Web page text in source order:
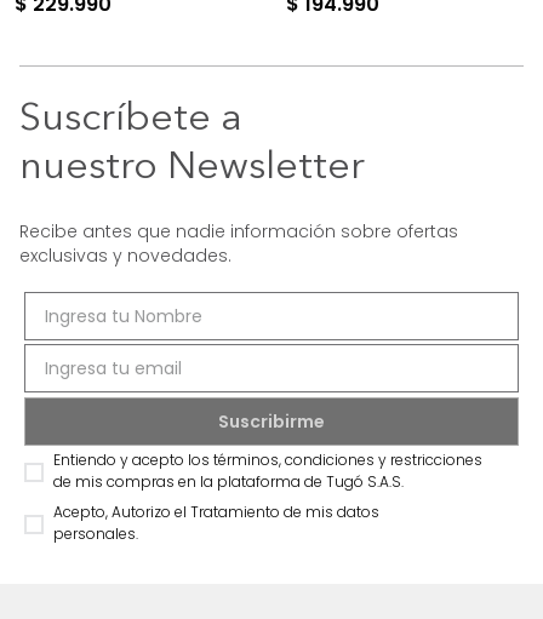
Suscríbete a
nuestro Newsletter
Recibe antes que nadie información sobre ofertas
exclusivas y novedades.
Entiendo y acepto los términos, condiciones y restricciones
de mis compras en la plataforma de Tugó S.A.S.
Acepto, Autorizo el Tratamiento de mis datos
personales.